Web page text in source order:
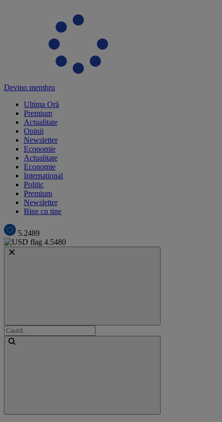
Devino membru
Ultima Oră
Premium
Actualitate
Opinii
Newsletter
Economie
Actualitate
Economie
International
Politic
Premium
Newsletter
Bine cu tine
5.2489
4.5480